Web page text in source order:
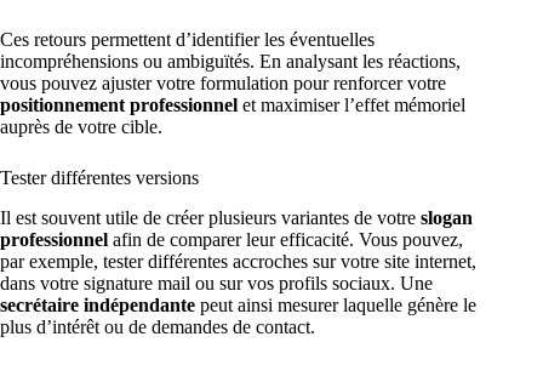
Ces retours permettent d’identifier les éventuelles
incompréhensions ou ambiguïtés. En analysant les réactions,
vous pouvez ajuster votre formulation pour renforcer votre
positionnement professionnel et maximiser l’effet mémoriel
auprès de votre cible.
Tester différentes versions
Il est souvent utile de créer plusieurs variantes de votre slogan
professionnel afin de comparer leur efficacité. Vous pouvez,
par exemple, tester différentes accroches sur votre site internet,
dans votre signature mail ou sur vos profils sociaux. Une
secrétaire indépendante peut ainsi mesurer laquelle génère le
plus d’intérêt ou de demandes de contact.